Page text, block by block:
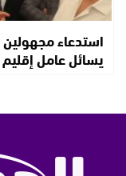
استدعاء مجهولين
يسائل عامل إقليم